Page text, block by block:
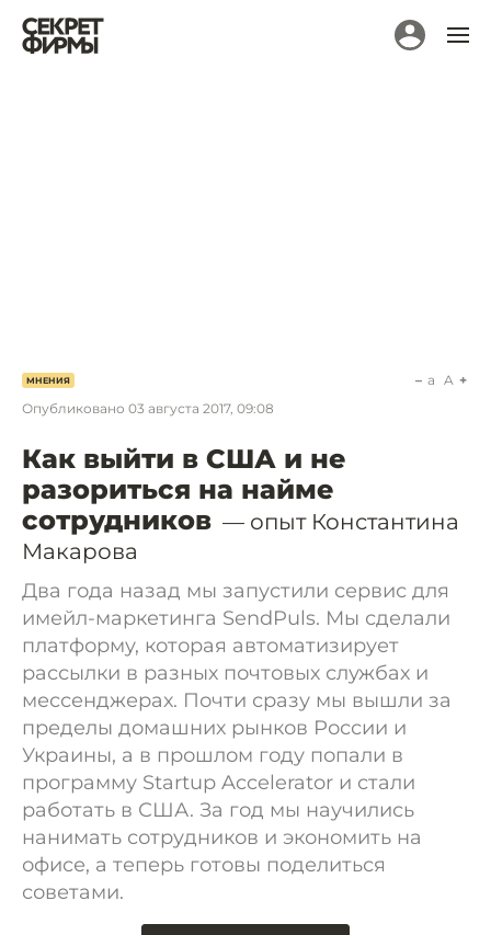
МНЕНИЯ
Опубликовано 03 августа 2017, 09:08
a A
Как выйти в США и не
разориться на найме
сотрудников — опыт Константина
Макарова
Два года назад мы запустили сервис для
имейл-маркетинга SendPuls. Мы сделали
платформу, которая автоматизирует
рассылки в разных почтовых службах и
мессенджерах. Почти сразу мы вышли за
пределы домашних рынков России и
Украины, а в прошлом году попали в
программу Startup Accelerator и стали
работать в США. За год мы научились
нанимать сотрудников и экономить на
офисе, а теперь готовы поделиться
советами.